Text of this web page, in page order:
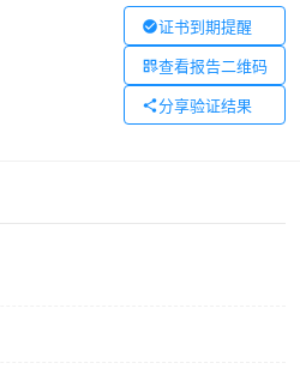
证书到期提醒
查看报告二维码
分享验证结果